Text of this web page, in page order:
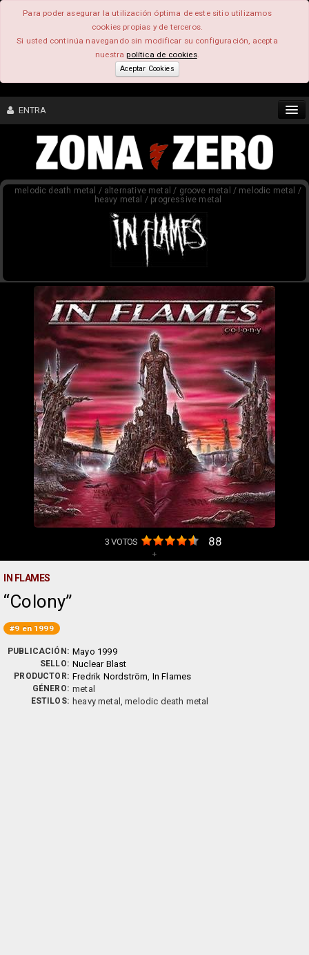
Para poder asegurar la utilización óptima de este sitio utilizamos
cookies propias y de terceros.
Si usted continúa navegando sin modificar su configuración, acepta
nuestrapolítica de cookies.
Aceptar Cookies
ENTRA
CONTENIDO
melodic death metal / alternative metal / groove metal / melodic metal /
heavy metal / progressive metal
3VOTOS 88
+
IN FLAMES
Colony
#9 en 1999
PUBLICACIÓN: Mayo 1999
SELLO: Nuclear Blast
PRODUCTOR: Fredrik Nordström, In Flames
GÉNERO: metal
ESTILOS: heavy metal, melodic death metal